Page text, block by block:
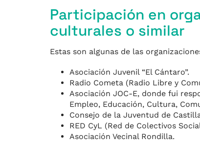
Participación en
culturales o similar
Estas son algunas de las
Asociación Juvenil “El Cántaro”.
Radio Cometa (Radio Libre y
Asociación JOC-E, donde fui
Empleo, Educación, Cultura,
Consejo de la Juventud de
RED CyL (Red de Colectivos
Asociación Vecinal Rondilla.